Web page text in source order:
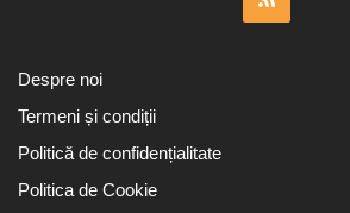
Despre noi
Termeni și condiții
Politică de confidențialitate
Politica de Cookie